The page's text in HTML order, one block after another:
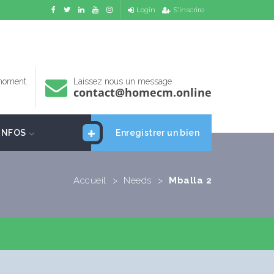
Login S'inscrire
Laissez nous un message
contact@homecm.online
Enregistrer un bien
Accueil > Needs > Mballa 2